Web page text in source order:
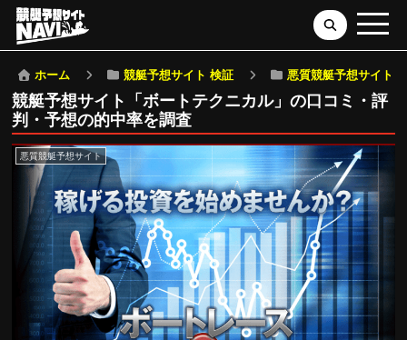
ホーム 競艇予想サイト 検証 悪質競艇予想サイト
競艇予想サイト「ボートテクニカル」の口コミ・評
判・予想の的中率を調査
悪質競艇予想サイト